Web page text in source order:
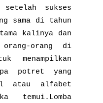
sukses
sama di tahun
kalinya dan
orang-orang di
menampilkan
potret yang
atau alfabet
temui.Lomba